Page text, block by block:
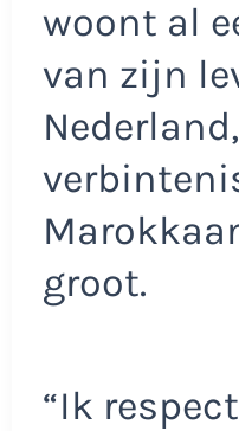
woont al
van zijn
groot.
“Ik